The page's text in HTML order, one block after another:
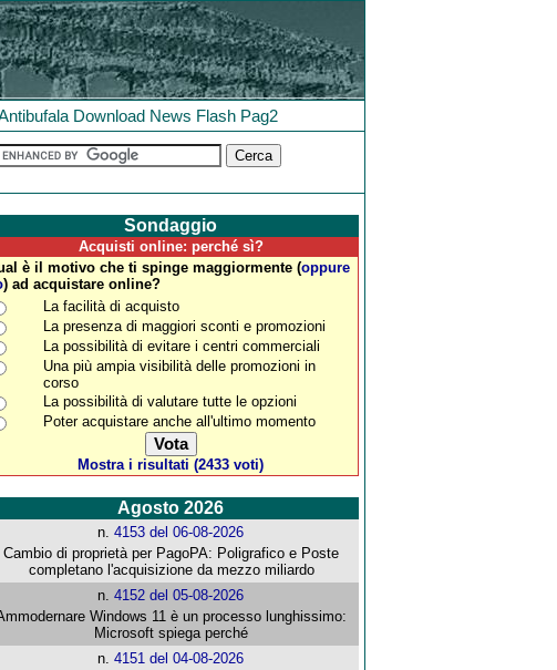
Download News Flash Pag2
Sondaggio
Acquisti online: perché sì?
è il motivo che ti spinge maggiormente (oppure
) ad acquistare online?
La facilità di acquisto
La presenza di maggiori sconti e promozioni
La possibilità di evitare i centri commerciali
Una più ampia visibilità delle promozioni in
corso
La possibilità di valutare tutte le opzioni
Poter acquistare anche all'ultimo momento
Mostra i risultati (2433 voti)
Agosto 2026
n.4153 del 06-08-2026
Cambio di proprietà per PagoPA: Poligrafico e Poste
completano l'acquisizione da mezzo miliardo
n.4152 del 05-08-2026
Windows 11 è un processo lunghissimo:
Microsoft spiega perché
n.4151 del 04-08-2026